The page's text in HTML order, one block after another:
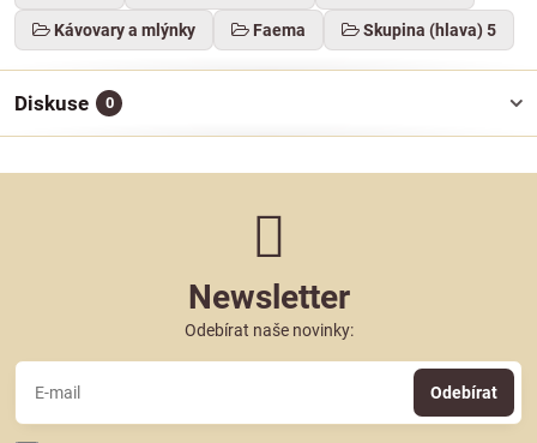
Kávovary a mlýnky Faema Skupina (hlava) 5
Diskuse 0
Newsletter
Odebírat naše novinky:
Odebírat